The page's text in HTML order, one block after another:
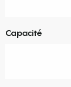
Capacité